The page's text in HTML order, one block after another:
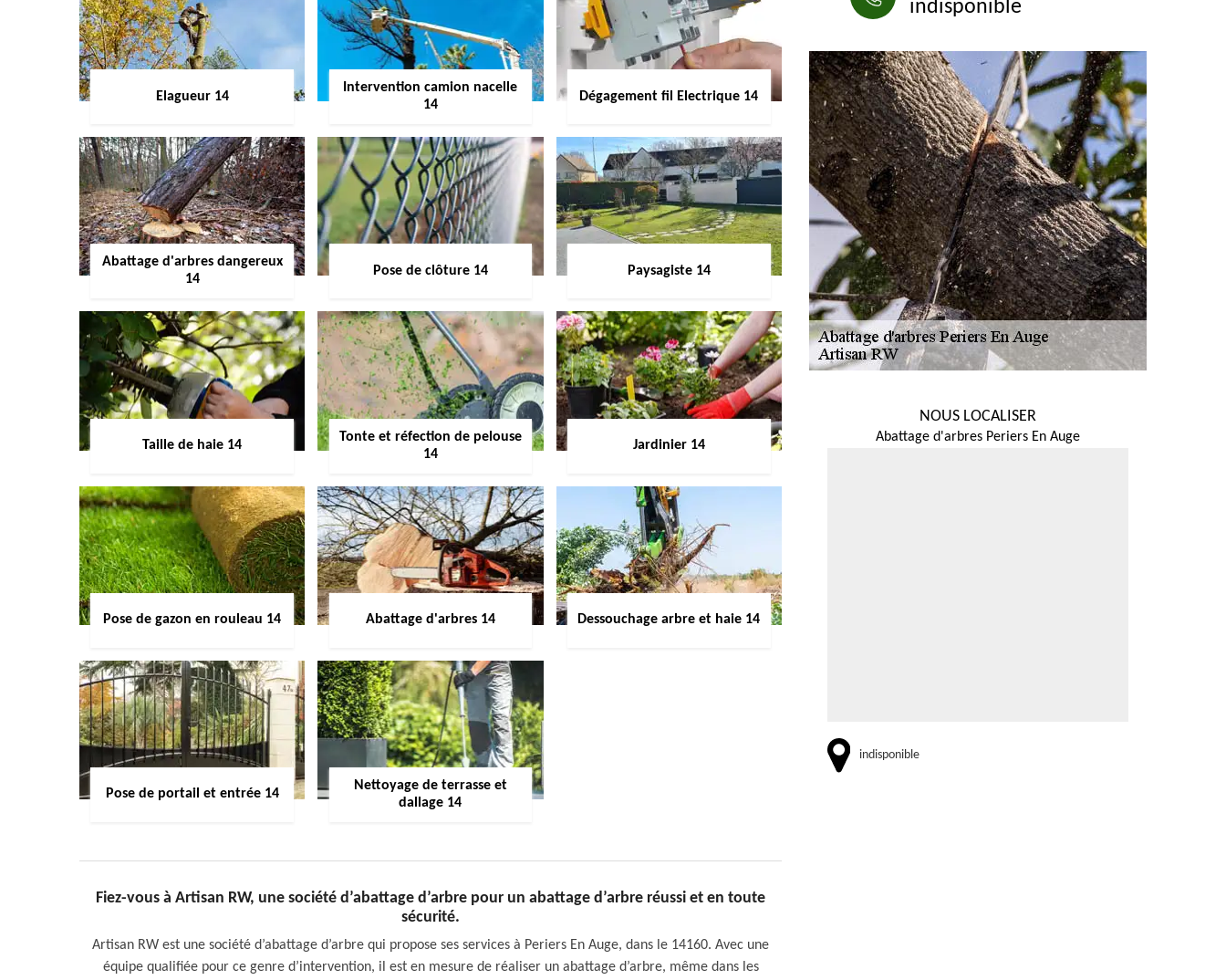
Elagueur 14
Intervention camion nacelle
14
Dégagement fil Electrique 14
Abattage d'arbres dangereux
14
Pose de clôture 14 Paysagiste 14
Taille de haie 14
Tonte et réfection de pelouse
14
Jardinier 14
Pose de gazon en rouleau 14 Abattage d'arbres 14 Dessouchage arbre et haie 14
Pose de portail et entrée 14
Nettoyage de terrasse et
dallage 14
Fiez-vous à Artisan RW, une société d’abattage d’arbre pour un abattage d’arbre réussi et en toute
sécurité.
Artisan RW est une société d’abattage d’arbre qui propose ses services à Periers En Auge, dans le 14160. Avec une
équipe qualifiée pour ce genre d’intervention, il est en mesure de réaliser un abattage d’arbre, même dans les
indisponible
NOUS LOCALISER
Abattage d'arbres Periers En Auge
indisponible